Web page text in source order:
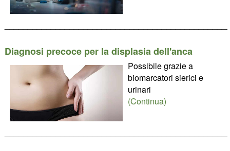
Diagnosi precoce per la displasia dell'anca
Possibile grazie a
biomarcatori sierici e
urinari
(Continua)